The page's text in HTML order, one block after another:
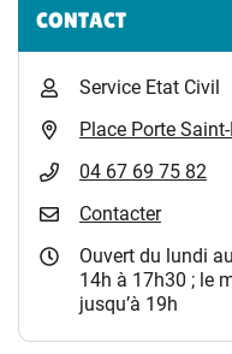
CONTACT
Service Etat Civil
Place Porte
04 67 69 75 82
Contacter
Ouvert du lundi
14h à 17h30 ; le
jusqu’à 19h